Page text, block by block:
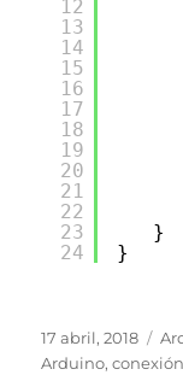
12
13
14
15
16
17
18
19
20
21
22
23
24
}
}
Publicado
el
17 abril, 2018
Arduino,